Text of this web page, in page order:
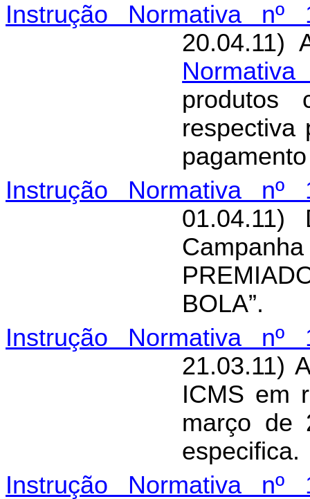
Instrução Normativa nº
20.04.11)
produtos
respectiva
Instrução Normativa nº
BOLA”.
Instrução Normativa nº
21.03.11)
ICMS em
março de
especifica.
Instrução Normativa nº